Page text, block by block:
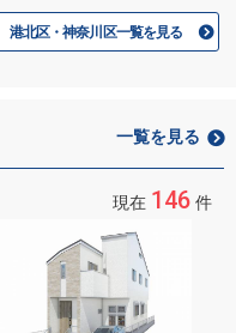
港北区・神奈川区一覧を見る
一覧を見る
現在 146 件